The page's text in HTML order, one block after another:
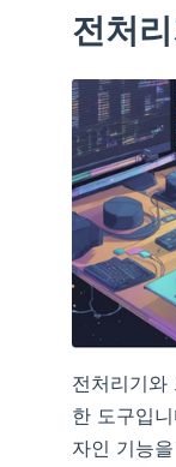
전처
전처리기와
한 도구입
자인 기능